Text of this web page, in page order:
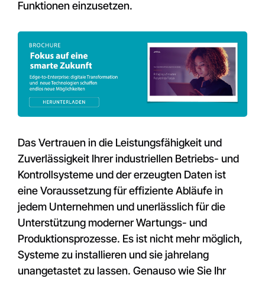
Funktionen einzusetzen.
Das Vertrauen in die Leistungsfähigkeit und
Zuverlässigkeit Ihrer industriellen Betriebs- und
Kontrollsysteme und der erzeugten Daten ist
eine Voraussetzung für effiziente Abläufe in
jedem Unternehmen und unerlässlich für die
Unterstützung moderner Wartungs- und
Produktionsprozesse. Es ist nicht mehr möglich,
Systeme zu installieren und sie jahrelang
unangetastet zu lassen. Genauso wie Sie Ihr